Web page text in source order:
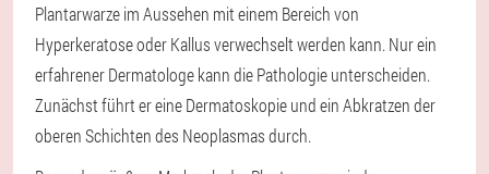
Plantarwarze im Aussehen mit einem Bereich von
Hyperkeratose oder Kallus verwechselt werden kann. Nur ein
erfahrener Dermatologe kann die Pathologie unterscheiden.
Zunächst führt er eine Dermatoskopie und ein Abkratzen der
oberen Schichten des Neoplasmas durch.